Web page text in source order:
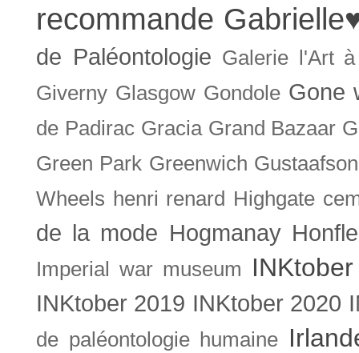
recommande
de Paléontologie Galerie l'Art
Giverny Glasgow Gondole Gone
de Padirac Gracia Grand Bazaar
Green Park Greenwich Gustaafson
Wheels henri renard Highgate
de la mode Hogmanay
Imperial war museum INKtober
INKtober 2019 INKtober 2020
de paléontologie humaine